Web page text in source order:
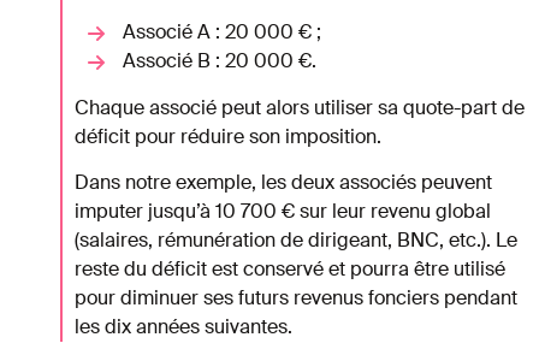
Associé A : 20 000 € ;
Associé B : 20 000 €.
Chaque associé peut alors utiliser sa quote-part de
déficit pour réduire son imposition.
Dans notre exemple, les deux associés peuvent
imputer jusqu’à 10 700 € sur leur revenu global
(salaires, rémunération de dirigeant, BNC, etc.). Le
reste du déficit est conservé et pourra être utilisé
pour diminuer ses futurs revenus fonciers pendant
les dix années suivantes.